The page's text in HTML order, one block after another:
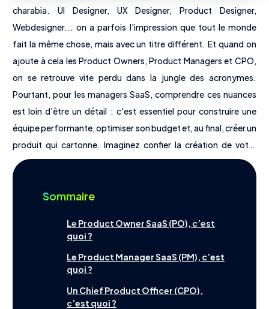
Nous découvrir
Offres
Outils
charabia. UI Designer, UX Designer, Product Designer,
Webdesigner... on a parfois l'impression que tout le monde
fait la même chose, mais avec un titre différent. Et quand on
ajoute à cela les Product Owners, Product Managers et CPO,
on se retrouve vite perdu dans la jungle des acronymes.
Pourtant, pour les managers SaaS, comprendre ces nuances
est loin d'être un détail : c'est essentiel pour construire une
équipe performante, optimiser son budget et, au final, créer un
produit qui cartonne. Imaginez confier la création de votre
interface utilisateur à un Product Manager ou la stratégie
produit à un Webdesigner... Catastrophe assurée ! Ce guide
vous aide à décrypter les rôles clés de l'UX et à y voir plus clair
Sommaire
Le Product Owner SaaS (PO), c’est
quoi ?
Le Product Manager SaaS (PM), c’est
quoi ?
Un Chief Product Officer (CPO),
c’est quoi ?